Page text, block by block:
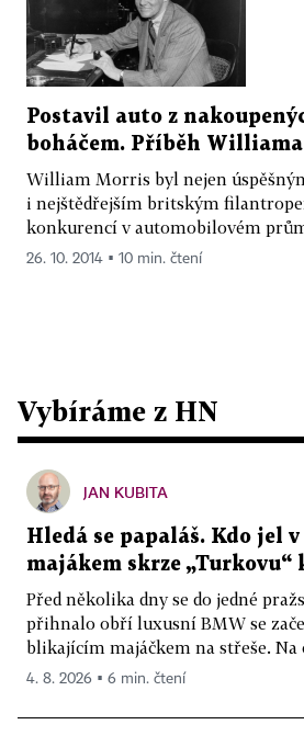
Postavil auto z
boháčem. Příběh
William Morris byl nejen
i nejštědřejším britským
konkurencí v automobilovém
26. 10. 2014 ▪ 10 min. čtení
Vybíráme z HN
JAN KUBITA
Hledá se papaláš. Kdo jel
majákem skrze „Turkovu“
Před několika dny se do jedné
přihnalo obří luxusní BMW se
blikajícím majáčkem na střeše. Na
4. 8. 2026 ▪ 6 min. čtení